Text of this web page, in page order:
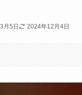
月5日 2024年12月4日